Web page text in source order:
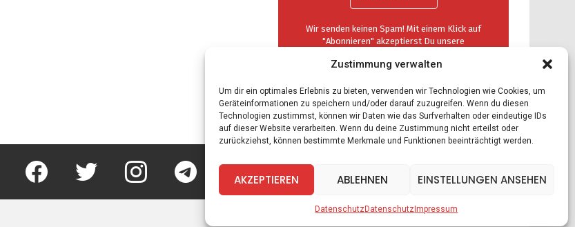
Zustimmung verwalten
Um dir ein optimales Erlebnis zu bieten, verwenden wir Technologien wie Cookies, um
Geräteinformationen zu speichern und/oder darauf zuzugreifen. Wenn du diesen
Technologien zustimmst, können wir Daten wie das Surfverhalten oder eindeutige IDs
auf dieser Website verarbeiten. Wenn du deine Zustimmung nicht erteilst oder
zurückziehst, können bestimmte Merkmale und Funktionen beeinträchtigt werden.
AKZEPTIEREN ABLEHNEN EINSTELLUNGEN ANSEHEN
DatenschutzDatenschutz Impressum
Wir senden keinen Spam! Mit einem Klick auf
"Abonnieren" akzeptierst Du unsere
facebook twitter instagram telegram
Zitate Kontakt Datenschutz Impressum